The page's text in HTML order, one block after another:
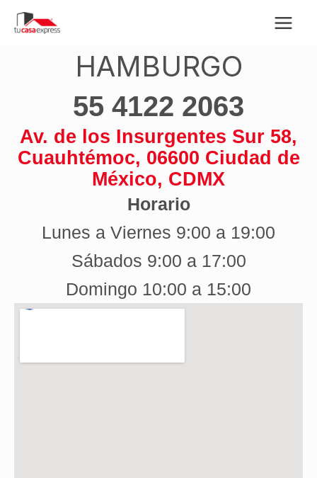
HAMBURGO
55 4122 2063
Av. de los Insurgentes Sur 58,
Cuauhtémoc, 06600 Ciudad de
México, CDMX
Horario
Lunes a Viernes 9:00 a 19:00
Sábados 9:00 a 17:00
Domingo 10:00 a 15:00